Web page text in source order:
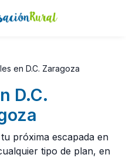
en D.C. Zaragoza
D.C.
próxima escapada en
tipo de plan, en